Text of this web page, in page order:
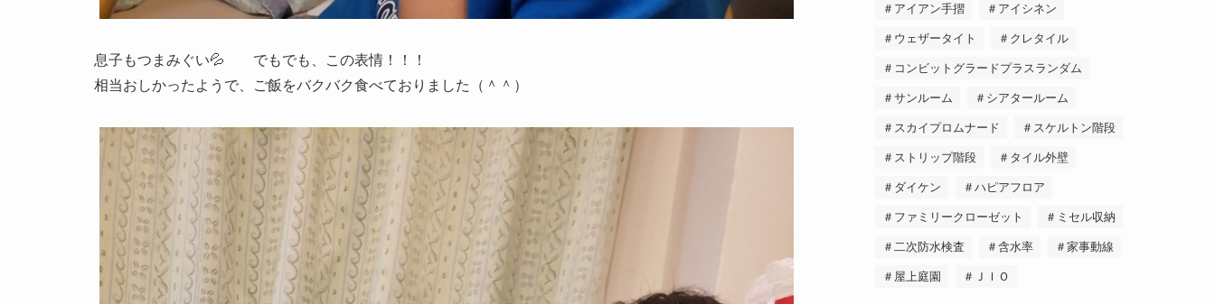
息子もつまみぐい💦 でもでも、この表情！！！
相当おしかったようで、ご飯をバクバク食べておりました（＾＾）
＃アイアン手摺 ＃アイシネン
＃ウェザータイト ＃クレタイル
＃コンビットグラードプラスランダム
＃サンルーム ＃シアタールーム
＃スカイプロムナード ＃スケルトン階段
＃ストリップ階段 ＃タイル外壁
＃ダイケン ＃ハピアフロア
＃ファミリークローゼット ＃ミセル収納
＃二次防水検査 ＃含水率 ＃家事動線
＃屋上庭園 ＃ＪＩＯ